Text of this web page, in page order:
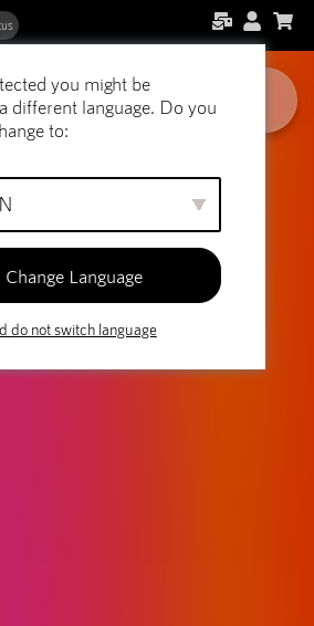
you might be
different language. Do you
to:
Change Language
do not switch language